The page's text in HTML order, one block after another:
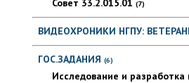
Совет 33.2.015.01 (7)
ВИДЕОХРОНИКИ НГПУ:
ГОС.ЗАДАНИЯ (6)
Исследование и